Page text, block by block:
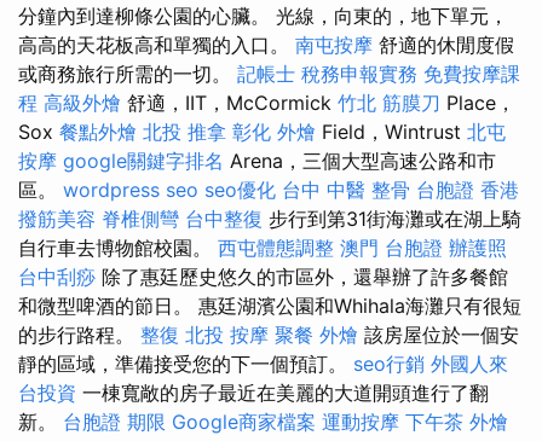
分鐘內到達柳條公園的心臟。 光線，向東的，地下單元，
高高的天花板高和單獨的入口。 南屯按摩 舒適的休閒度假
或商務旅行所需的一切。 記帳士 稅務申報實務 免費按摩課
程 高級外燴 舒適，IIT，McCormick 竹北 筋膜刀 Place，
Sox 餐點外燴 北投 推拿 彰化 外燴 Field，Wintrust 北屯
按摩 google關鍵字排名 Arena，三個大型高速公路和市
區。 wordpress seo seo優化 台中 中醫 整骨 台胞證 香港
撥筋美容 脊椎側彎 台中整復 步行到第31街海灘或在湖上騎
自行車去博物館校園。 西屯體態調整 澳門 台胞證 辦護照
台中刮痧 除了惠廷歷史悠久的市區外，還舉辦了許多餐館
和微型啤酒的節日。 惠廷湖濱公園和Whihala海灘只有很短
的步行路程。 整復 北投 按摩 聚餐 外燴 該房屋位於一個安
靜的區域，準備接受您的下一個預訂。 seo行銷 外國人來
台投資 一棟寬敞的房子最近在美麗的大道開頭進行了翻
新。 台胞證 期限 Google商家檔案 運動按摩 下午茶 外燴